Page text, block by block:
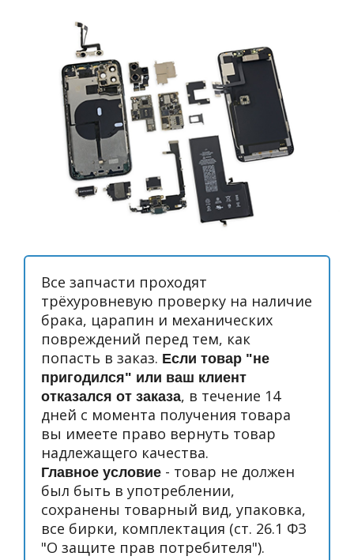
Все запчасти проходят
трёхуровневую проверку на наличие
брака, царапин и механических
повреждений перед тем, как
попасть в заказ. Если товар "не
пригодился" или ваш клиент
отказался от заказа, в течение 14
дней с момента получения товара
вы имеете право вернуть товар
надлежащего качества.
Главное условие - товар не должен
был быть в употреблении,
сохранены товарный вид, упаковка,
все бирки, комплектация (ст. 26.1 ФЗ
"О защите прав потребителя").